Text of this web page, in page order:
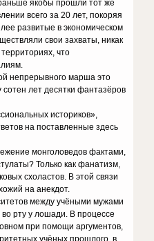
якобы прошли тот же
всего за 20 лет, покоряя
развитые в экономическом
свои захваты, никак
что
непрерывного марша это
сотен лет десятки фантазёров
историков»,
на поставленные здесь
монголоведов фактами,
Только как фанатизм,
схоластов. В этой связи
на анекдот.
между учёными мужами
рту у лошади. В процессе
при помощи аргументов,
учёных прошлого, в